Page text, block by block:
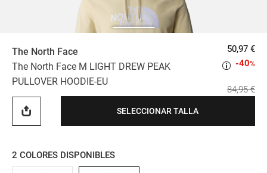
The North Face
The North Face M LIGHT DREW PEAK
PULLOVER HOODIE-EU
50,97 €
84,95 €
-40%
SELECCIONAR TALLA
2 COLORES DISPONIBLES